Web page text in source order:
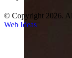
© Copyright 2026.
Web Ideas